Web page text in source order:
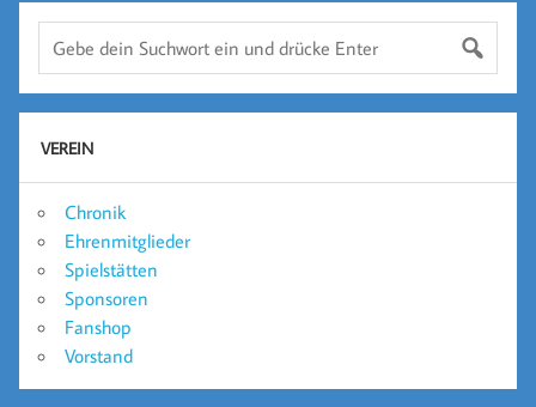
VEREIN
Chronik
Ehrenmitglieder
Spielstätten
Sponsoren
Fanshop
Vorstand